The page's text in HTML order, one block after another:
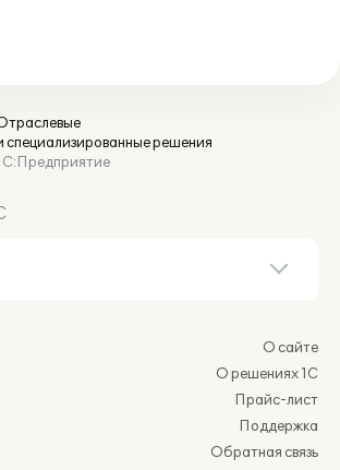
специализированные решения
О сайте
О решениях 1С
Прайс-лист
Поддержка
Обратная связь